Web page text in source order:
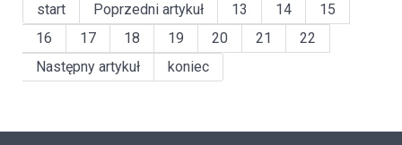
start Poprzedni artykuł 13 14
15
16
17 18 19 20 21
22
Następny artykuł
koniec